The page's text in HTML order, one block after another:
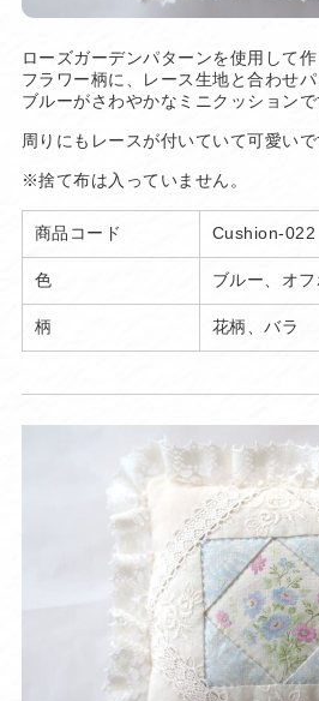
ローズガーデンパターンを使用して作
フラワー柄に、レース生地と合わせ
ブルーがさわやかなミニクッションで
周りにもレースが付いていて可愛いで
※捨て布は入っていません。
商品コード Cushion-022
色 ブルー、オフ
柄 花柄、バラ